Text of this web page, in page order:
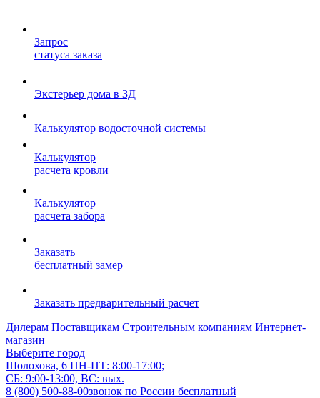
Запрос
статуса заказа
Экстерьер дома в 3Д
Калькулятор водосточной системы
Калькулятор
расчета кровли
Калькулятор
расчета забора
Заказать
бесплатный замер
Заказать предварительный расчет
Дилерам Поставщикам Строительным компаниям Интернет-
магазин
Выберите город
Шолохова, 6 ПН-ПТ: 8:00-17:00;
СБ: 9:00-13:00, ВС: вых.
8 (800) 500-88-00звонок по России бесплатный